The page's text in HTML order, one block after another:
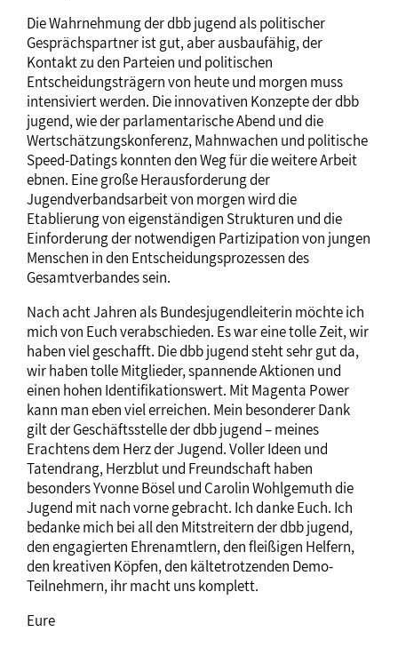
Die Wahrnehmung der dbb jugend als politischer
Gesprächspartner ist gut, aber ausbaufähig, der
Kontakt zu den Parteien und politischen
Entscheidungsträgern von heute und morgen muss
intensiviert werden. Die innovativen Konzepte der dbb
jugend, wie der parlamentarische Abend und die
Wertschätzungskonferenz, Mahnwachen und politische
Speed-Datings konnten den Weg für die weitere Arbeit
ebnen. Eine große Herausforderung der
Jugendverbandsarbeit von morgen wird die
Etablierung von eigenständigen Strukturen und die
Einforderung der notwendigen Partizipation von jungen
Menschen in den Entscheidungsprozessen des
Gesamtverbandes sein.
Nach acht Jahren als Bundesjugendleiterin möchte ich
mich von Euch verabschieden. Es war eine tolle Zeit, wir
haben viel geschafft. Die dbb jugend steht sehr gut da,
wir haben tolle Mitglieder, spannende Aktionen und
einen hohen Identifikationswert. Mit Magenta Power
kann man eben viel erreichen. Mein besonderer Dank
gilt der Geschäftsstelle der dbb jugend – meines
Erachtens dem Herz der Jugend. Voller Ideen und
Tatendrang, Herzblut und Freundschaft haben
besonders Yvonne Bösel und Carolin Wohlgemuth die
Jugend mit nach vorne gebracht. Ich danke Euch. Ich
bedanke mich bei all den Mitstreitern der dbb jugend,
den engagierten Ehrenamtlern, den fleißigen Helfern,
den kreativen Köpfen, den kältetrotzenden Demo-
Teilnehmern, ihr macht uns komplett.
Eure